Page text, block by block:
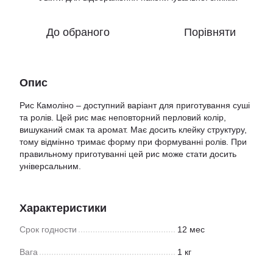
До обраного Порівняти
Опис
Рис Камоліно – доступний варіант для приготування суші
та ролів. Цей рис має неповторний перловий колір,
вишуканий смак та аромат. Має досить клейку структуру,
тому відмінно тримає форму при формуванні ролів. При
правильному приготуванні цей рис може стати досить
універсальним.
Характеристики
Срок годности 12 мес
Вага 1 кг